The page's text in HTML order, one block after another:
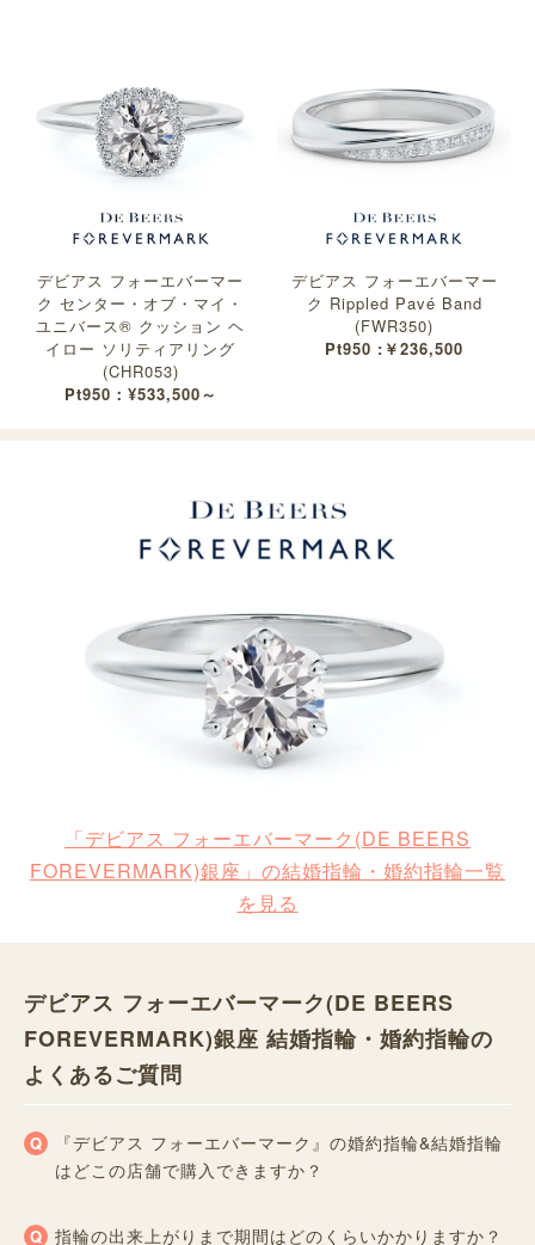
デビアス フォーエバーマー
ク センター・オブ・マイ・
ユニバース® クッション ヘ
イロー ソリティアリング
(CHR053)
Pt950：¥533,500～
デビアス フォーエバーマー
ク Rippled Pavé Band
(FWR350)
Pt950 :￥236,500
「デビアス フォーエバーマーク(DE BEERS
FOREVERMARK)銀座」の結婚指輪・婚約指輪一覧
を見る
デビアス フォーエバーマーク(DE BEERS
FOREVERMARK)銀座 結婚指輪・婚約指輪の
よくあるご質問
『デビアス フォーエバーマーク』の婚約指輪&結婚指輪
はどこの店舗で購入できますか？
指輪の出来上がりまで期間はどのくらいかかりますか？